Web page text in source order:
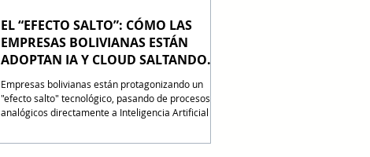
EL “EFECTO SALTO”: CÓMO LAS
EMPRESAS BOLIVIANAS ESTÁN
ADOPTAN IA Y CLOUD SALTANDO
ETAPAS INTERMEDIAS
Empresas bolivianas están protagonizando un
"efecto salto" tecnológico, pasando de procesos
analógicos directamente a Inteligencia Artificial y
respecto, Jean Pierre Antelo, Presidente de CAINCO,